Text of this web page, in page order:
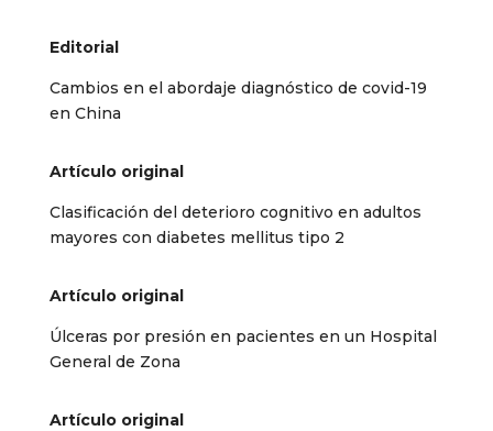
Editorial
Cambios en el abordaje diagnóstico de covid-19
en China
Artículo original
Clasificación del deterioro cognitivo en adultos
mayores con diabetes mellitus tipo 2
Artículo original
Úlceras por presión en pacientes en un Hospital
General de Zona
Artículo original